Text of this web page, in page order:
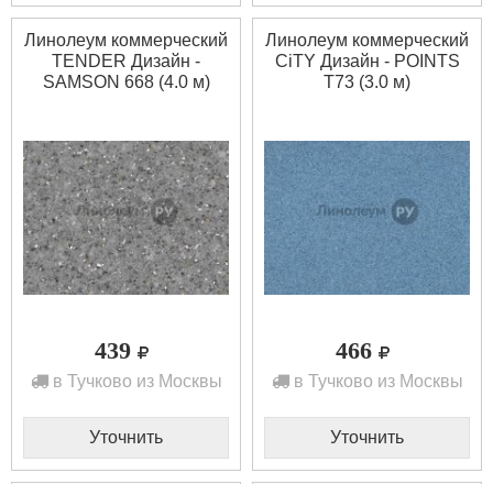
Линолеум коммерческий
TENDER Дизайн -
SAMSON 668 (4.0 м)
439
в Тучково из Москвы
Уточнить
Линолеум коммерческий
CiTY Дизайн - POINTS
T73 (3.0 м)
466
в Тучково из Москвы
Уточнить